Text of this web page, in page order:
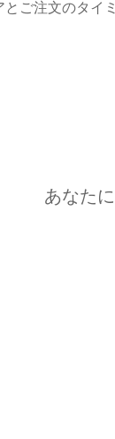
ご注文のタイ
あなた